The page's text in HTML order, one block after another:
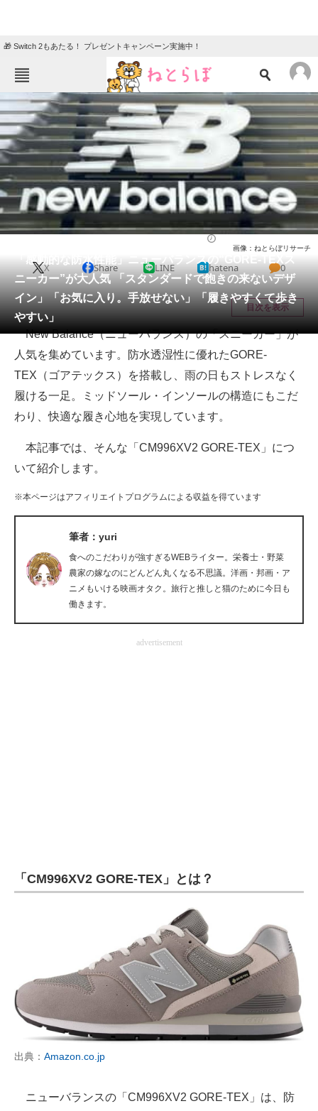
🎁 Switch 2もあたる！ プレゼントキャンペーン実施中！
ねとらぼメニュー
TOP ニュース
エンタメ クイズ
グルメ 地域
住まい 教育・育児
動物 リサーチ
メディア
注目記事を集めた総合ページ
ITの今と未来を見通す
スマホと通信の最新トレンド
進化するPCとデバイスの未来
好きが集まる 比べて選べる
ビジネスと働き方のヒント
AI活用のいまが分かる
企業ITのトレンドを詳説
経営リーダーのコミュニティ
マーケ×ITの今がよく分かる
ITエンジニア向け専門サイト
「感動的な防水性能」ニューバランスの“GORE-TEXス
ニーカー”が大人気 「スタンダードで飽きの来ないデザ
イン」「お気に入り。手放せない」「履きやすくて歩き
やすい」
画像：ねとらぼリサーチ
X Share LINE hatena 0
目次を表示
New Balance（ニューバランス）の「スニーカー」が
人気を集めています。防水透湿性に優れたGORE-
TEX（ゴアテックス）を搭載し、雨の日もストレスなく
履ける一足。ミッドソール・インソールの構造にもこだ
わり、快適な履き心地を実現しています。
本記事では、そんな「CM996XV2 GORE-TEX」につ
いて紹介します。
※本ページはアフィリエイトプログラムによる収益を得ています
筆者：yuri
食へのこだわりが強すぎるWEBライター。栄養士・野菜
農家の嫁なのにどんどん丸くなる不思議。洋画・邦画・ア
ニメもいける映画オタク。旅行と推しと猫のために今日も
働きます。
advertisement
「CM996XV2 GORE-TEX」とは？
出典： Amazon.co.jp
ニューバランスの「CM996XV2 GORE-TEX」は、防